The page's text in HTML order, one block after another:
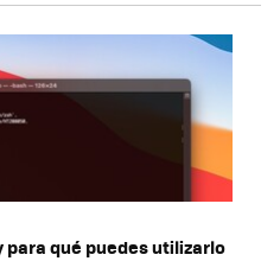
para qué puedes utilizarlo